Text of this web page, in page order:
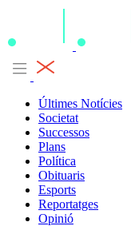
Últimes Notícies
Societat
Successos
Plans
Política
Obituaris
Esports
Reportatges
Opinió